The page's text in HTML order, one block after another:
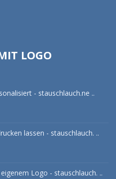
LOGO
- stauschlauch.ne ..
lassen - stauschlauch. ..
Logo - stauschlauch. ..